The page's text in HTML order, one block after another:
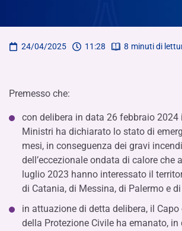
24/04/2025 11:28 8 minuti di
Premesso che:
con delibera in data 26 febbraio 2024
Ministri ha dichiarato lo stato di
mesi, in conseguenza dei gravi
dell’eccezionale ondata di calore che
luglio 2023 hanno interessato il
di Catania, di Messina, di Palermo e
in attuazione di detta delibera, il
della Protezione Civile ha emanato,